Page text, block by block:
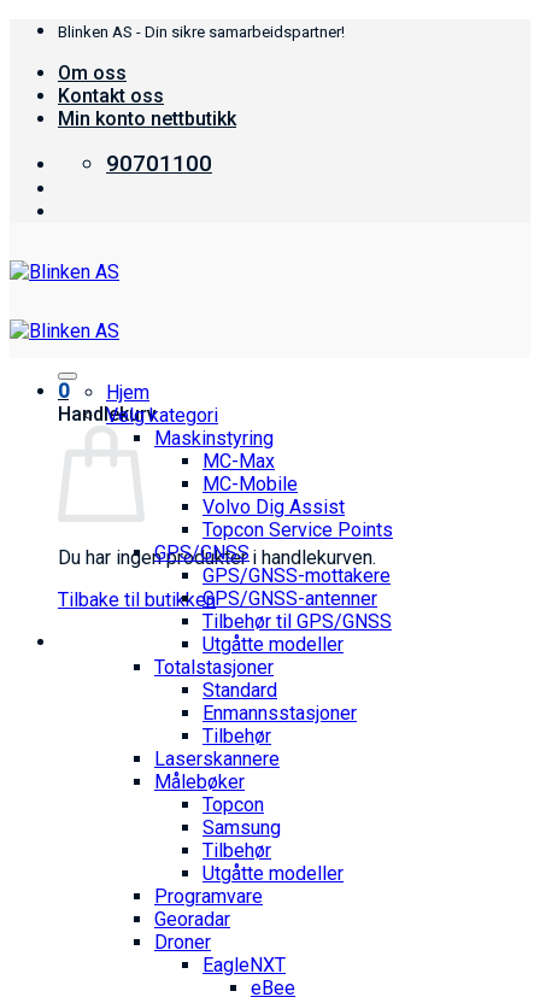
Skip
content
Blinken AS - Din sikre samarbeidspartner!
Om oss
Kontakt oss
Min konto nettbutikk
90701100
0
Handlekurv
Du har ingen produkter i handlekurven.
Tilbake til butikken
Hjem
Velg kategori
Maskinstyring
MC-Max
MC-Mobile
Volvo Dig Assist
Topcon Service Points
GPS/GNSS
GPS/GNSS-mottakere
GPS/GNSS-antenner
Tilbehør til GPS/GNSS
Utgåtte modeller
Totalstasjoner
Standard
Enmannsstasjoner
Tilbehør
Laserskannere
Målebøker
Topcon
Samsung
Tilbehør
Utgåtte modeller
Programvare
Georadar
Droner
EagleNXT
eBee